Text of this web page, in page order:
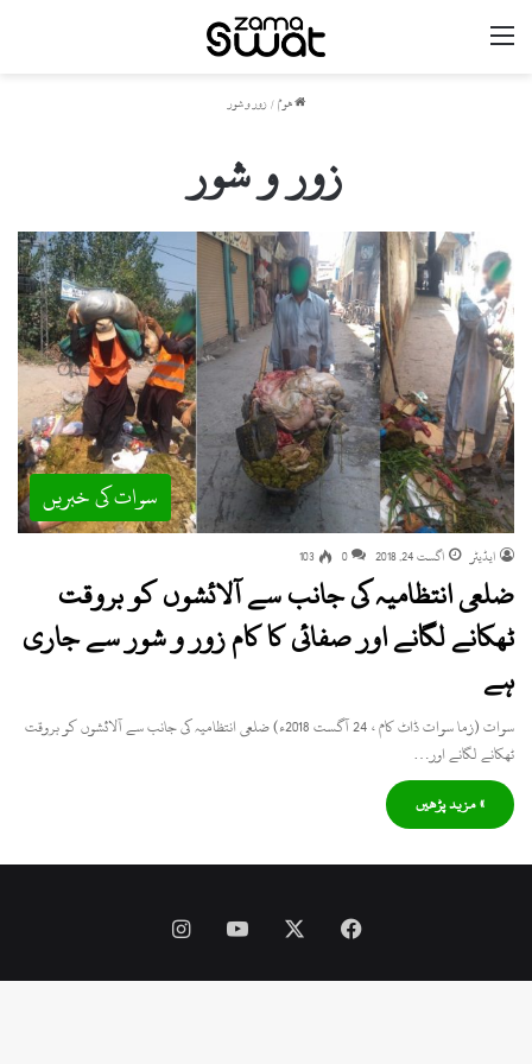
ھوم / زور و شور
زور و شور
سوات کی خبریں
ایڈیٹر اگست 24, 2018 0
103
ضلعی انتظامیہ کی جانب سے آلائشوں کو بروقت
ٹھکانے لگانے اور صفائی کا کام زور و شور سے جاری
ہے
سوات (زما سوات ڈاٹ کام ، 24 آگست 2018ء) ضلعی انتظامیہ کی جانب سے آلائشوں کو بروقت
ٹھکانے لگانے اور…
» مزید پڑھیں
Facebook
YouTube